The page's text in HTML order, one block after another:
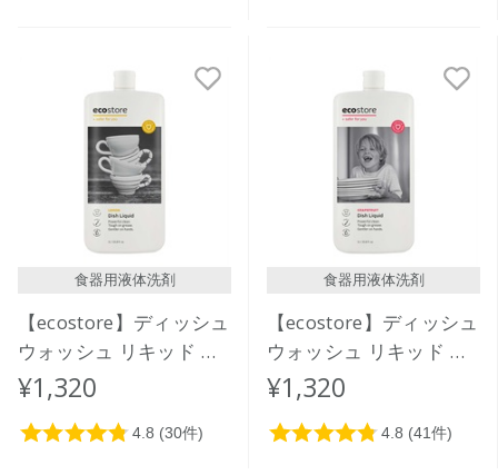
食器用液体洗剤
【ecostore】ディッシュ
ウォッシュ リキッド ＜
レモン＞ 1L
¥1,320
食器用液体洗剤
【ecostore】ディッシュ
ウォッシュ リキッド ＜
グレープフルーツ＞ 1L
¥1,320